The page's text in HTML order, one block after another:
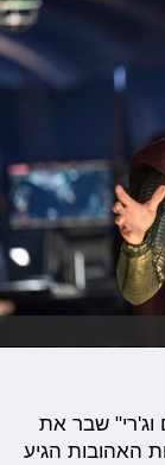
וג'רי" שבר את
האהובות הגיע